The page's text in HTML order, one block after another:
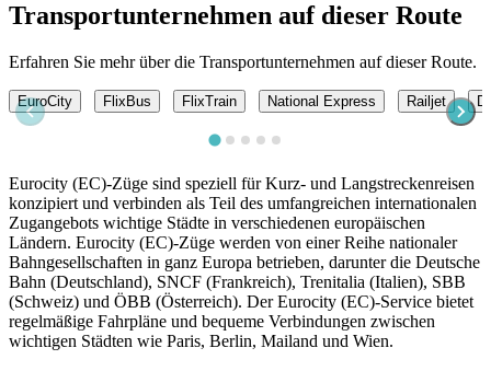
Transportunternehmen auf dieser Route
Erfahren Sie mehr über die Transportunternehmen auf dieser Route.
EuroCity FlixBus FlixTrain National Express Railjet
Eurocity (EC)-Züge sind speziell für Kurz- und Langstreckenreisen
konzipiert und verbinden als Teil des umfangreichen internationalen
Zugangebots wichtige Städte in verschiedenen europäischen
Ländern. Eurocity (EC)-Züge werden von einer Reihe nationaler
Bahngesellschaften in ganz Europa betrieben, darunter die Deutsche
Bahn (Deutschland), SNCF (Frankreich), Trenitalia (Italien), SBB
(Schweiz) und ÖBB (Österreich). Der Eurocity (EC)-Service bietet
regelmäßige Fahrpläne und bequeme Verbindungen zwischen
wichtigen Städten wie Paris, Berlin, Mailand und Wien.